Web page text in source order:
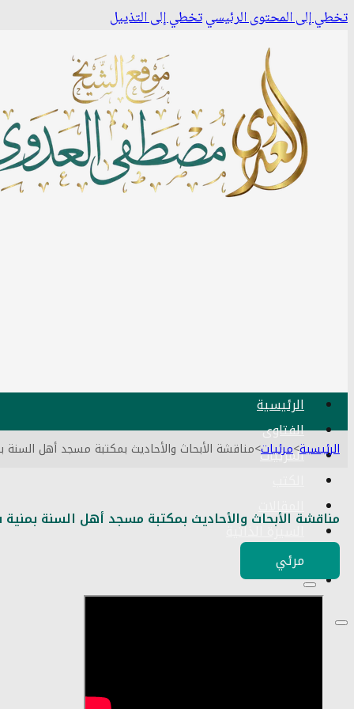
تخطي إلى المحتوى الرئيسيتخطي إلى التذييل
الرئيسية
الفتاوى
المرئيات
المقالات
السيرة الذاتية
اتصل بنا
الرئيسية>مرئيات>مناقشة الأبحاث والأحاديث بمكتبة مسجد أهل السنة بمنية
مناقشة الأبحاث والأحاديث بمكتبة مسجد أهل السنة بمنية سمنود 08
مرئي